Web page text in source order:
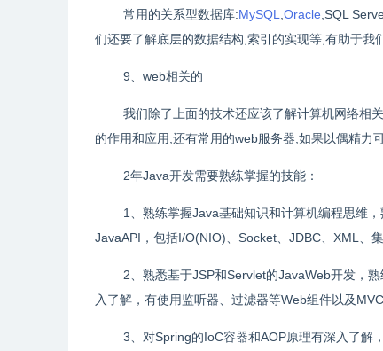
常用的关系型数据库:MySQL Oracle ,SQL
们还要了解底层的数据结构,索引的实现等,有助于
9、web相关的
我们除了上面的技术还应该了解计算机网络相
的作用和应用,还有常用的web服务器,如果以偶精力
2年Java开发需要熟练掌握的技能：
1、熟练掌握Java基础知识和计算机编程思维
JavaAPI，包括I/O(NIO)、Socket、JDBC、XML、
2、熟悉基于JSP和Servlet的JavaWeb开发，
入了解，有使用监听器、过滤器等Web组件以及
3、对Spring的IoC容器和AOP原理有深入了解